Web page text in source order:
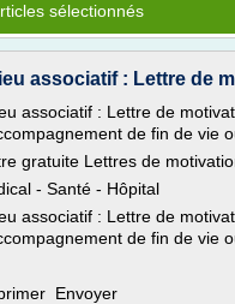
sélectionnés
associatif : Lettre de
associatif : Lettre de
de fin de vie
gratuite Lettres de
- Santé - Hôpital
associatif : Lettre de
de fin de vie
Envoyer